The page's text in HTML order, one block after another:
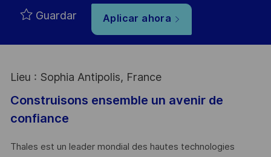
Guardar Aplicar ahora
Lieu : Sophia Antipolis, France
Construisons ensemble un avenir de
confiance
Thales est un leader mondial des hautes technologies